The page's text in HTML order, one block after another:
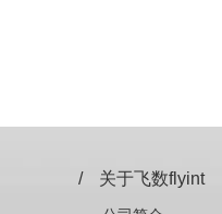
/ 关于飞数flyint